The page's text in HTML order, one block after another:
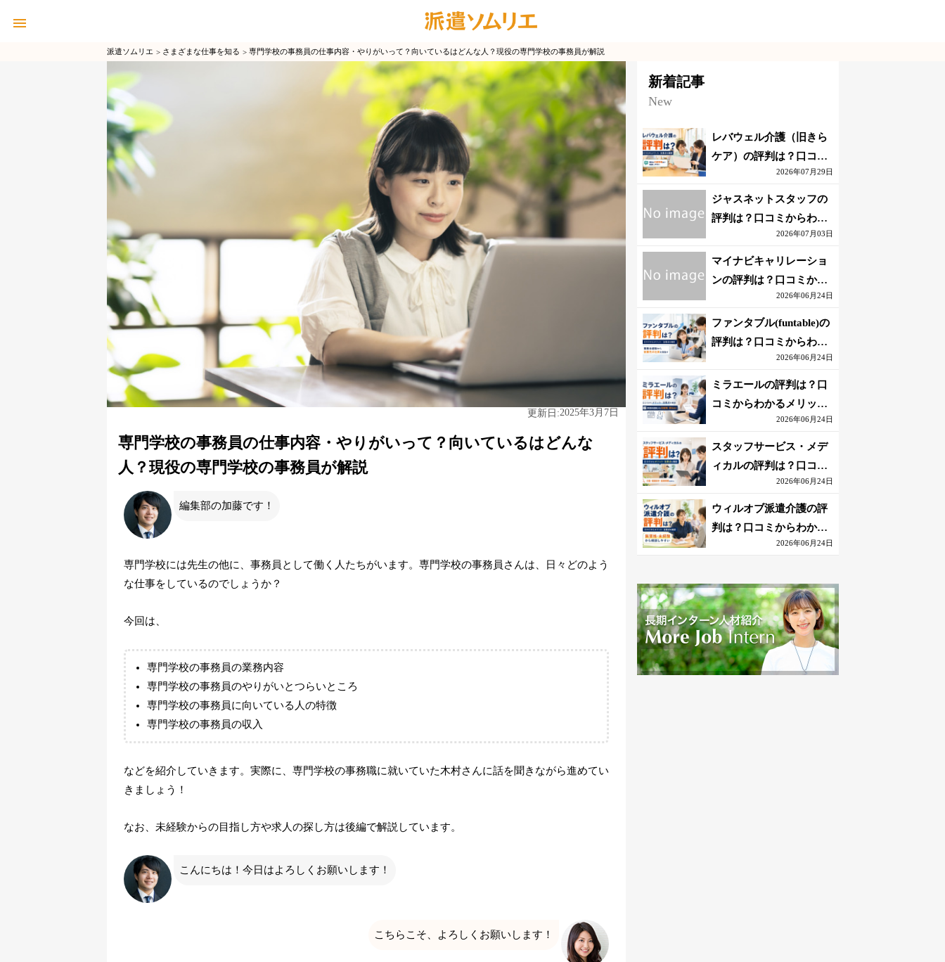
派遣ソムリエ さまざまな仕事を知る 専門学校の事務員の仕事内容・やりがいって？向いているはどんな人？現役の専門学校の事務員が解説
更新日:2025年3月7日
専門学校の事務員の仕事内容・やりがいって？向いているはどんな
人？現役の専門学校の事務員が解説
編集部の加藤です！
専門学校には先生の他に、事務員として働く人たちがいます。専門学校の事務員さんは、日々どのよう
な仕事をしているのでしょうか？
今回は、
専門学校の事務員の業務内容
専門学校の事務員のやりがいとつらいところ
専門学校の事務員に向いている人の特徴
専門学校の事務員の収入
などを紹介していきます。実際に、専門学校の事務職に就いていた木村さんに話を聞きながら進めてい
きましょう！
なお、未経験からの目指し方や求人の探し方は後編で解説しています。
こんにちは！今日はよろしくお願いします！
こちらこそ、よろしくお願いします！
新着記事
New
レバウェル介護（旧きら
ケア）の評判は？口コミ
からわかるメリット・注
意点を解説
2026年07月29日
ジャスネットスタッフの
評判は？口コミからわか
るメリット・注意点を解
説
2026年07月03日
マイナビキャリレーショ
ンの評判は？口コミから
わかるメリット・注意点
を解説
2026年06月24日
ファンタブル(funtable)の
評判は？口コミからわか
るメリット・注意点を解
説
2026年06月24日
ミラエールの評判は？口
コミからわかるメリッ
ト・注意点を解説2026年06月24日
スタッフサービス・メデ
ィカルの評判は？口コミ
からわかるメリット・注
意点を解説
2026年06月24日
ウィルオブ派遣介護の評
判は？口コミからわかる
メリット・注意点を解説
2026年06月24日